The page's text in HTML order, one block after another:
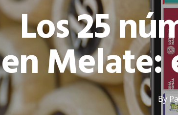
Los 25
en Melate:
By